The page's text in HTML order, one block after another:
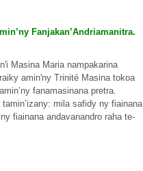
Fanjakan’Andriamanitra.
Masina Maria nampakarina
amin'ny Trinité Masina tokoa
fanamasinana pretra.
mila safidy ny fiainana
fiainana andavanandro raha te-